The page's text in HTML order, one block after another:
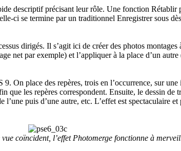
descriptif précisant leur rôle. Une fonction
ci se termine par un traditionnel Enregistrer sous
dirigés. Il s’agit ici de créer des photos
net par exemple) et l’appliquer à la place d’un
place des repères, trois en l’occurrence, sur
les repères correspondent. Ensuite, le dessin de
puis d’une autre, etc. L’effet est spectaculaire
coïncident, l’effet Photomerge fonctionne à